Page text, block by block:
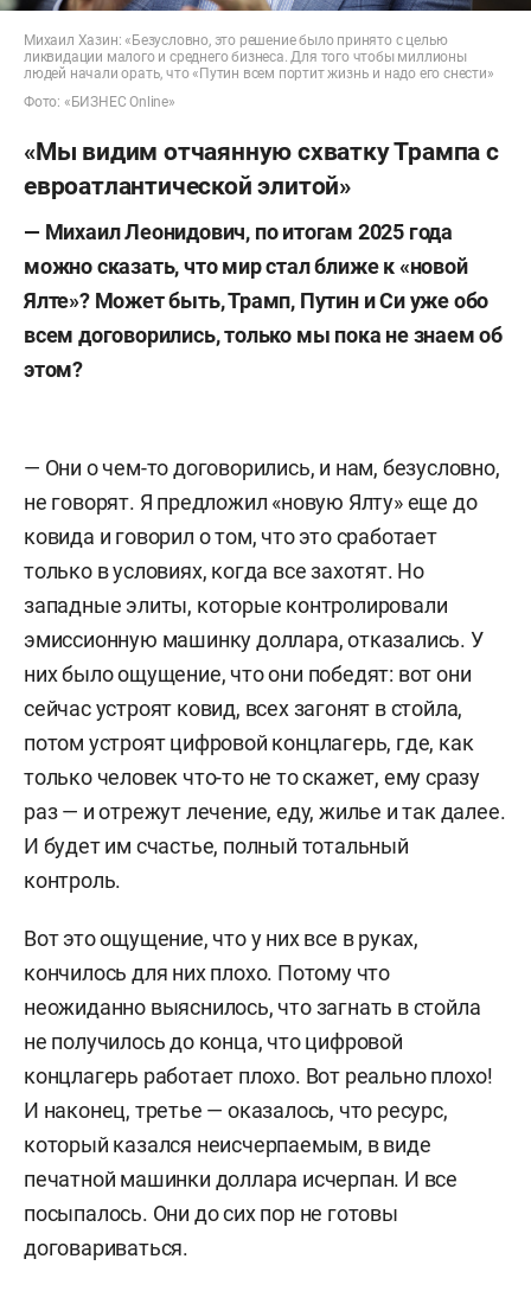
Михаил Хазин: «Безусловно, это решение было принято с целью
ликвидации малого и среднего бизнеса. Для того чтобы миллионы
людей начали орать, что «Путин всем портит жизнь и надо его снести»
Фото: «БИЗНЕС Online»
«Мы видим отчаянную схватку Трампа с
евроатлантической элитой»
— Михаил Леонидович, по итогам 2025 года
можно сказать, что мир стал ближе к «новой
Ялте»? Может быть, Трамп, Путин и Си уже обо
всем договорились, только мы пока не знаем об
этом?
— Они о чем-то договорились, и нам, безусловно,
не говорят. Я предложил «новую Ялту» еще до
ковида и говорил о том, что это сработает
только в условиях, когда все захотят. Но
западные элиты, которые контролировали
эмиссионную машинку доллара, отказались. У
них было ощущение, что они победят: вот они
сейчас устроят ковид, всех загонят в стойла,
потом устроят цифровой концлагерь, где, как
только человек что-то не то скажет, ему сразу
раз — и отрежут лечение, еду, жилье и так далее.
И будет им счастье, полный тотальный
контроль.
Вот это ощущение, что у них все в руках,
кончилось для них плохо. Потому что
неожиданно выяснилось, что загнать в стойла
не получилось до конца, что цифровой
концлагерь работает плохо. Вот реально плохо!
И наконец, третье — оказалось, что ресурс,
который казался неисчерпаемым, в виде
печатной машинки доллара исчерпан. И все
посыпалось. Они до сих пор не готовы
договариваться.